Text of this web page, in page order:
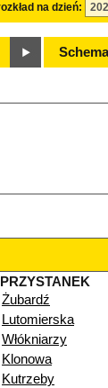
na dzień:
PRZYSTANEK
Żubardź
Lutomierska
Włókniarzy
Klonowa
Kutrzeby